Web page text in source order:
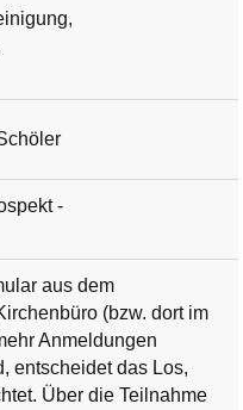
-
aus dem
(bzw. dort im
Anmeldungen
entscheidet das Los,
Über die Teilnahme